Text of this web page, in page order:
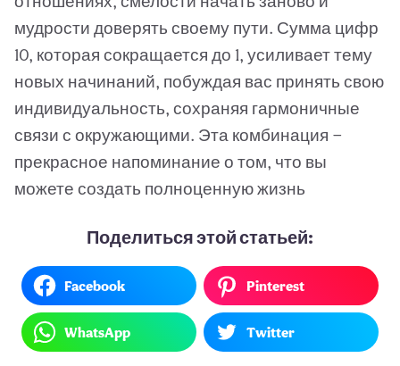
мудрости доверять своему пути. Сумма цифр
10, которая сокращается до 1, усиливает тему
новых начинаний, побуждая вас принять свою
индивидуальность, сохраняя гармоничные
связи с окружающими. Эта комбинация —
прекрасное напоминание о том, что вы
можете создать полноценную жизнь
Поделиться этой статьей:
Facebook Pinterest
WhatsApp Twitter